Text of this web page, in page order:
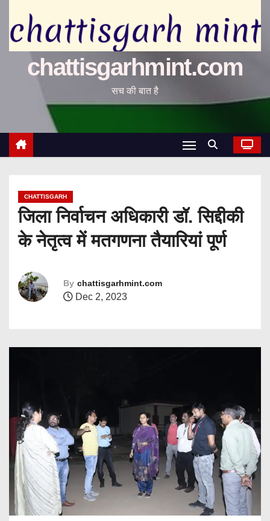
chattisgarhmint.com
सच की बात है
CHATTISGARH
जिला निर्वाचन अधिकारी डॉ. सिद्दीकी
के नेतृत्व में मतगणना तैयारियां पूर्ण
By chattisgarhmint.com
Dec 2, 2023